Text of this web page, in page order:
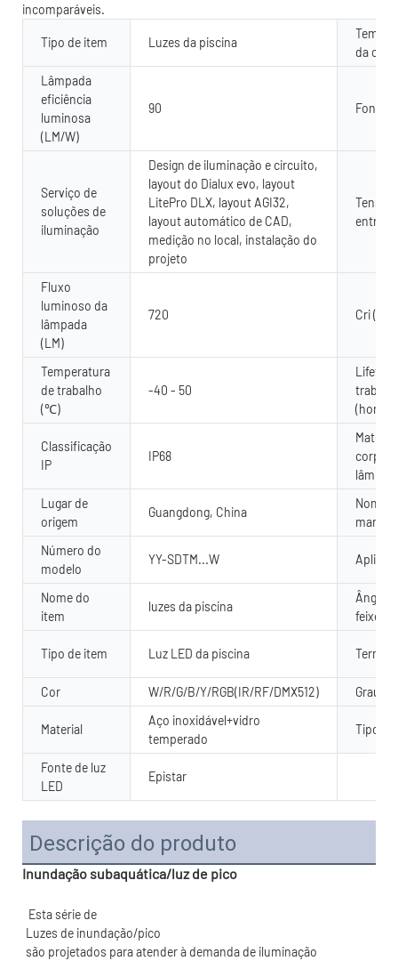
incomparáveis.
Tipo de item Luzes da piscina
da cor
Lâmpada
eficiência
luminosa
(LM/W)
90 Fonte
Serviço de
soluções de
iluminação
Design de iluminação e circuito,
layout do Dialux evo, layout
LitePro DLX, layout AGI32,
layout automático de CAD,
medição no local, instalação do
projeto
Tensão
entrada
Fluxo
luminoso da
lâmpada
(LM)
720 Cri (ra>)
Temperatura
de trabalho
(℃)
-40 - 50
(hora)
Classificação
IP
IP68
corpo
Lugar de
origem
Guangdong, China
Nome
marca
Número do
modelo
YY-SDTM...W
Nome do
item
luzes da piscina
Ângulo
feixe
Tipo de item Luz LED da piscina
Cor W/R/G/B/Y/RGB(IR/RF/DMX512) Grau
Material
Aço inoxidável+vidro
temperado
Tipo de
Fonte de luz
LED
Epistar
Descrição do produto
Inundação subaquática/luz de pico
são projetados para atender à demanda de iluminação